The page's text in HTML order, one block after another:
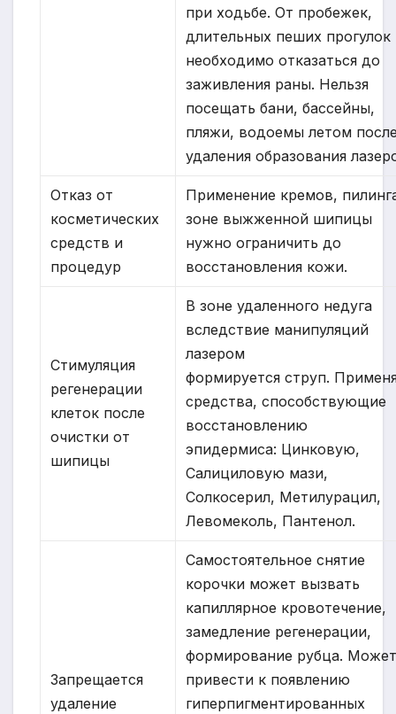
при ходьбе. От пробежек,
длительных пеших прогулок
необходимо отказаться до
заживления раны. Нельзя
посещать бани, бассейны,
пляжи, водоемы летом
удаления образования
Отказ от
косметических
средств и
процедур
Применение кремов,
зоне выжженной шипицы
нужно ограничить до
восстановления кожи.
Стимуляция
регенерации
клеток после
очистки от
шипицы
В зоне удаленного недуга
вследствие манипуляций
лазером
формируется струп.
средства, способствующие
восстановлению
эпидермиса: Цинковую,
Салициловую мази,
Солкосерил, Метилурацил,
Левомеколь, Пантенол.
Запрещается
удаление
Самостоятельное снятие
корочки может вызвать
капиллярное кровотечение,
замедление регенерации,
формирование рубца.
привести к появлению
гиперпигментированных